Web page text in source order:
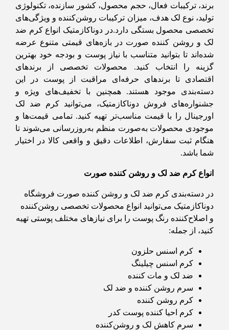
برند، ترکیبات فعال، حجم محصول، کشور سازنده، تکنولوژی
تولید، نوع لک هدف، میزان ترکیبات روشن‌کننده و ویژگی‌های
تخصصی محصول بستگی دارد.در دوناکازمتیک انواع کرم ضد
لک و روشن کننده صورت در بازه‌های قیمتی متنوع عرضه
شده‌اند تا بتوانید متناسب با نیاز پوست و بودجه خود بهترین
گزینه را انتخاب کنید. محصولات تخصصی از برندهای
اقتصادی تا برندهای حرفه‌ای مراقبت از پوست در این
دسته‌بندی موجود هستند. همچنین با تخفیف‌های ویژه و
جشنواره‌های فروش دوناکازمتیک، می‌توانید کرم ضد لک
اورجینال را با قیمت مناسب‌تر تهیه کنید. تمامی قیمت‌ها و
موجودی محصولات به‌صورت منظم به‌روزرسانی می‌شوند تا
هنگام ثبت سفارش، اطلاعات دقیق و واقعی کالا در اختیار
شما باشد.
انواع کرم ضد لک و روشن کننده صورت
در دسته‌بندی کرم ضد لک و روشن کننده صورت فروشگاه
دوناکازمتیک می‌توانید انواع محصولات تخصصی روشن‌کننده
و اصلاح‌کننده رنگ پوست را برای نیازهای مختلف پوستی تهیه
کنید، از جمله:
کرم اسنس حلزون
کرم اسنس چیلینگ
ضد لک و مات کننده
سرم روشن کننده و ضد لک
کرم روشن کننده
کرم احیا کننده پوست کدر
سرم کاهش لک و روشن‌کننده